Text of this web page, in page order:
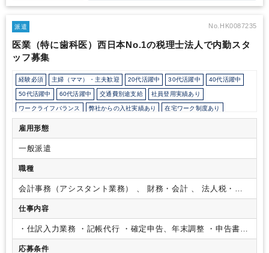
派遣 No.HK0087235
医業（特に歯科医）西日本No.1の税理士法人で内勤スタ
ッフ募集
経験必須 主婦（ママ）・主夫歓迎 20代活躍中 30代活躍中 40代活躍中
50代活躍中 60代活躍中 交通費別途支給 社員登用実績あり
ワークライフバランス 弊社からの入社実績あり 在宅ワーク制度あり
週3日からOK 週4日勤務 週5日勤務 時短勤務の相談OK
勤務開始時間の相談OK
フルタイム
残業月10時間未満 駅から徒歩5分以内 駅直結 オフィスカジュアルOK
オフィスが分煙 派遣スタッフ活躍中 Wワーク可能（副業禁止規定なし）
経理主担当
雇用形態
一般派遣
職種
会計事務（アシスタント業務） 、 財務・会計 、 法人税・顧
問業務（税務）
仕事内容
・仕訳入力業務 ・記帳代行 ・確定申告、年末調整 ・申告書作
成補助・給与計算、社会保険・労働保険手続業務等※スキル
応募条件